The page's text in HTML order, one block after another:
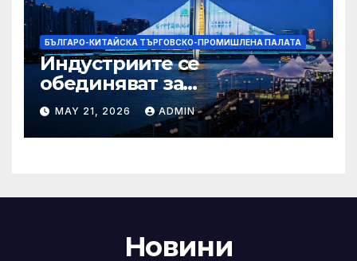
БЪЛГАРО-КИТАЙСКА ТЪРГОВСКО-ПРОМИШЛЕНА ПАЛАТА
Индустриите се
обединяват за
висококачествен растеж на
културния и
туристическия сектор
MAY 21, 2026 ADMIN
Новини